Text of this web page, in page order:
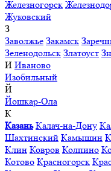
Железногорск
Жуковский
З
Заволжье Закамск
Зеленодольск Златоуст
И Иваново
Изобильный
Й
Йошкар-Ола
К
Казань Калач-на-Дону
Шахтинский Камышин
Клин Ковров Колпино
Котово Красногорск